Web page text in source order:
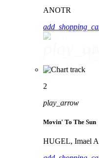
ANOTR
2
play_arrow
Movin' To The Sun
HUGEL, Imael